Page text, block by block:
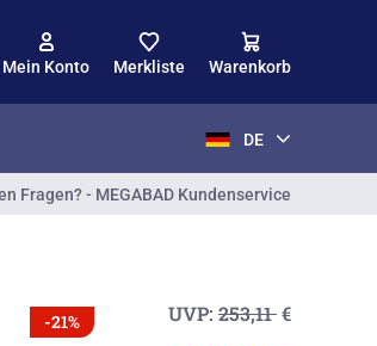
Mein Konto Merkliste Warenkorb
DE
Fragen? - MEGABAD Kundenservice
-21% UVP: 253,11€